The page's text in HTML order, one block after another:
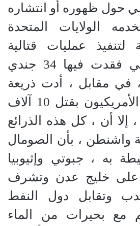
حول ظهوره أو انتشاره
الولايات المتحدة
لتنفيذ عمليات قتالية
وتدميرية ، كالتي فقدت فيها 34 جندي
في مقابل ، أدت ذريعة
الارهاب ، بدفع الأمريكيون بقتل 10 آلاف
إلا أن ، كل هذه الذرائع
واشنطن ، بأن الصومال
به ، جبوتي وإثيوبيا
على خليج عدن وتشرف
وتقابل دول النفط
مع بحيرات من الماء